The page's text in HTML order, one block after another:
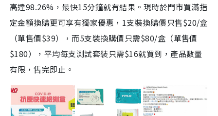
高達98.26%，最快15分鐘就有結果。現時於門市買滿指
定金額換購更可享有獨家優惠，1支裝換購價只售$20/盒
（單售價$39），而5支裝換購價只需$80/盒（單售價
$180），平均每支測試套裝只需$16就買到，產品數量
有限，售完即止。